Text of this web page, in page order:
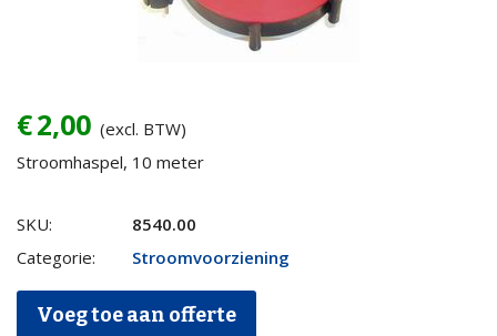
€2,00 (excl. BTW)
Stroomhaspel, 10 meter
Stroomhaspel
10
meter
quantity
SKU:
8540.00
Categorie:
Stroomvoorziening
Voeg toe aan offerte